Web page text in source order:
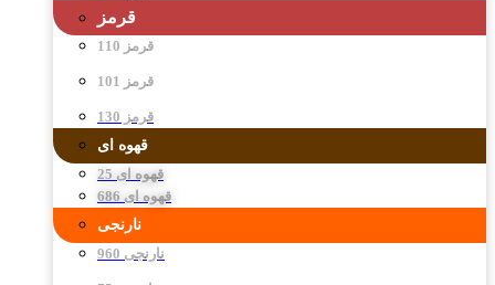
قرمز
قرمز 110
قرمز 101
قرمز 130
قهوه ای
قهوه ای 25
قهوه ای 686
نارنجی
نارنجی 960